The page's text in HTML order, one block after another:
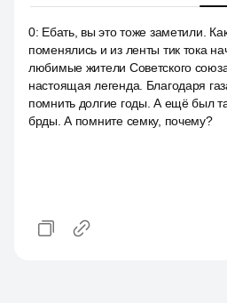
0: Ебать, вы это тоже заметили.
поменялись и из ленты тик тока
любимые жители Советского
настоящая легенда. Благодаря
помнить долгие годы. А ещё был
брды. А помните семку, почему?